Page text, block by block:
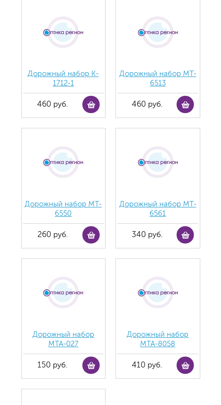
Дорожный набор K-
1712-1
460 руб.
Дорожный набор MT-
6513
460 руб.
Дорожный набор MT-
6550
260 руб.
Дорожный набор MT-
6561
340 руб.
Дорожный набор
MTA-027
150 руб.
Дорожный набор
MTA-8058
410 руб.